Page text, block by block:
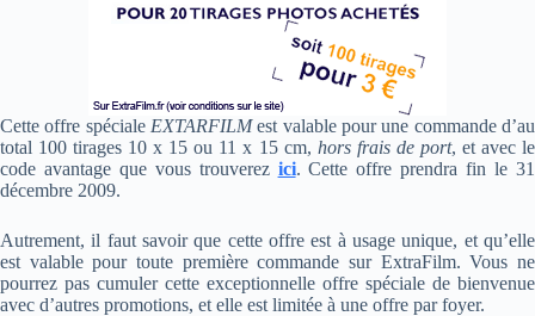
Cette offre spéciale EXTARFILMest valable pour une commande d’au
total 100 tirages 10 x 15 ou 11 x 15 cm, hors frais de port, et avec le
code avantage que vous trouverez ici. Cette offre prendra fin le 31
décembre 2009.
Autrement, il faut savoir que cette offre est à usage unique, et qu’elle
est valable pour toute première commande sur ExtraFilm. Vous ne
pourrez pas cumuler cette exceptionnelle offre spéciale de bienvenue
avec d’autres promotions, et elle est limitée à une offre par foyer.